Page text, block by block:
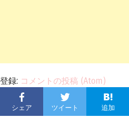
登録: コメントの投稿 (Atom)
シェア ツイート 追加